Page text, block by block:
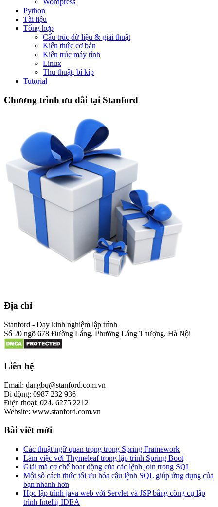
Wordpress
Python
Tài liệu
Tổng hợp
Cấu trúc dữ liệu & giải thuật
Kiến thức cơ bản
Kiến trúc máy tính
Linux
Thủ thuật, bí kíp
Tutorial
Chương trình ưu đãi tại Stanford
Địa chỉ
Stanford - Dạy kinh nghiệm lập trình
Số 20 ngõ 678 Đường Láng, Phường Láng Thượng, Hà Nội
Liên hệ
Email: dangbq@stanford.com.vn
Di động: 0987 232 936
Điện thoại: 024. 6275 2212
Website: www.stanford.com.vn
Bài viết mới
Các thuật ngữ quan trọng trong Spring Framework
Làm việc với Thymeleaf trong lập trình Spring Boot
Giải mã cơ chế hoạt động của các lệnh join trong SQL
Một số cách thức tối ưu hóa câu lệnh SQL giúp ứng dụng của
bạn nhanh hơn
Học lập trình java web với Servlet và JSP bằng công cụ lập
trình Intellij IDEA